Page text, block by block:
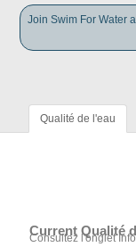
Join Swim For Water
Qualité de l'eau
Current Qualité
Consultez l'onglet